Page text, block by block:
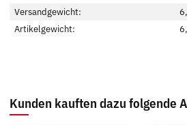
Versandgewicht:
Artikelgewicht:
Kunden kauften dazu folgende